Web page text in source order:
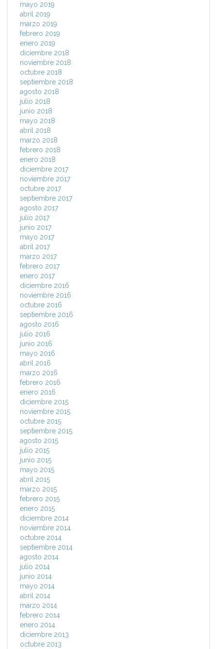
mayo 2019
abril 2019
marzo 2019
febrero 2019
enero 2019
diciembre 2018
noviembre 2018
octubre 2018
septiembre 2018
agosto 2018
julio 2018
junio 2018
mayo 2018
abril 2018
marzo 2018
febrero 2018
enero 2018
diciembre 2017
noviembre 2017
octubre 2017
septiembre 2017
agosto 2017
julio 2017
junio 2017
mayo 2017
abril 2017
marzo 2017
febrero 2017
enero 2017
diciembre 2016
noviembre 2016
octubre 2016
septiembre 2016
agosto 2016
julio 2016
junio 2016
mayo 2016
abril 2016
marzo 2016
febrero 2016
enero 2016
diciembre 2015
noviembre 2015
octubre 2015
septiembre 2015
agosto 2015
julio 2015
junio 2015
mayo 2015
abril 2015
marzo 2015
febrero 2015
enero 2015
diciembre 2014
noviembre 2014
octubre 2014
septiembre 2014
agosto 2014
julio 2014
junio 2014
mayo 2014
abril 2014
marzo 2014
febrero 2014
enero 2014
diciembre 2013
octubre 2013